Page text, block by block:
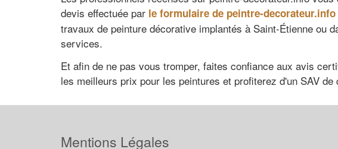
devis effectuée par le formulaire de peintre-decorateur.info
travaux de peinture décorative implantés à Saint-Étienne ou
services.
Et afin de ne pas vous tromper, faites confiance aux avis
les meilleurs prix pour les peintures et profiterez d'un SAV
Mentions Légales